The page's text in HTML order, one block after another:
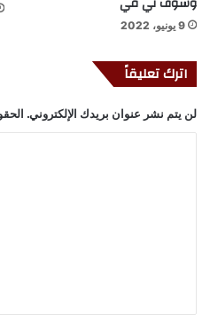
9 يونيو، 2022
اترك تعليقاً
لن يتم نشر عنوان بريدك الإلكتروني.